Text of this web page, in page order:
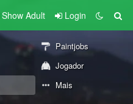
Show Adult Login
Paintjobs
Jogador
Mais